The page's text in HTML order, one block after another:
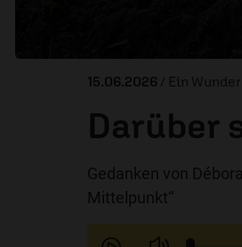
15.06.2026 / Ein
Darüber
Gedanken von
Mittelpunkt“